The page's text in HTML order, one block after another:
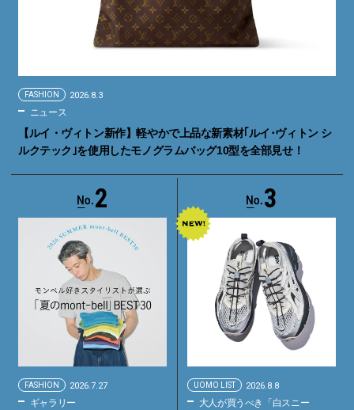
FASHION 2026.8.3
ニュース
【ルイ・ヴィトン新作】軽やかで上品な新素材｢ルイ･ヴィトン シ
ルクテック｣を使用したモノグラムバッグ10型を全部見せ！
2
FASHION 2026.7.27
ギャラリー
3
UOMO LIST 2026.8.8
大人が買うべき「白スニー